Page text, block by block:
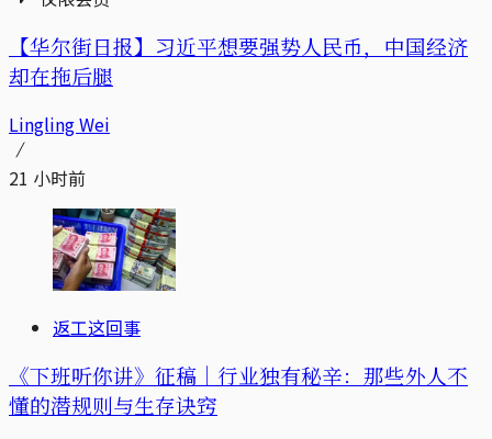
【华尔街日报】习近平想要强势人民币，中国经济
却在拖后腿
Lingling Wei
21 小时前
返工这回事
《下班听你讲》征稿｜行业独有秘辛：那些外人不
懂的潜规则与生存诀窍